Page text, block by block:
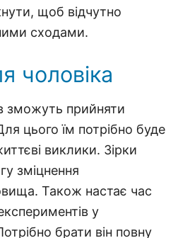
щоб відчутно
сходами.
чоловіка
зможуть прийняти
цього їм потрібно буде
виклики. Зірки
зміцнення
Також настає час
у
брати він повну